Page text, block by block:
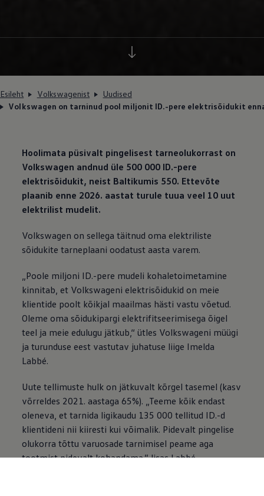
Esileht Volkswagenist
Uudised
Volkswagen on tarninud pool miljonit ID.-pere elektrisõidukit
Hoolimata püsivalt pingelisest tarneolukorrast on
Volkswagen andnud üle 500 000 ID.-pere
elektrisõidukit, neist Baltikumis 550. Ettevõte
plaanib enne 2026. aastat turule tuua veel 10 uut
elektrilist mudelit.
Volkswagen on sellega täitnud oma elektriliste
sõidukite tarneplaani oodatust aasta varem.
„Poole miljoni ID.-pere mudeli kohaletoimetamine
kinnitab, et Volkswageni elektrisõidukid on meie
klientide poolt kõikjal maailmas hästi vastu võetud.
Oleme oma sõidukipargi elektrifitseerimisega õigel
teel ja meie edulugu jätkub,“ ütles Volkswageni müügi
ja turunduse eest vastutav juhatuse liige Imelda
Labbé.
Uute tellimuste hulk on jätkuvalt kõrgel tasemel (kasv
võrreldes 2021. aastaga 65%). „Teeme kõik endast
oleneva, et tarnida ligikaudu 135 000 tellitud ID.-d
klientideni nii kiiresti kui võimalik. Pidevalt pingelise
olukorra tõttu varuosade tarnimisel peame aga
tootmist pidevalt kohandama,” lisas Labbé.